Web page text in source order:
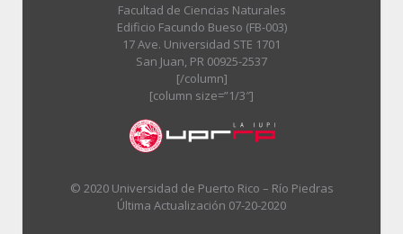
Facultad de Ciencias Naturales
Edificio Facundo Bueso (FB-003)
17 Ave. Universidad STE 1701
San Juan, PR 00925-2537
[/column]
[column size=”1/3″]
© 2020 Universidad de Puerto Rico – Río Piedras
Última Actualización 07-20-2020